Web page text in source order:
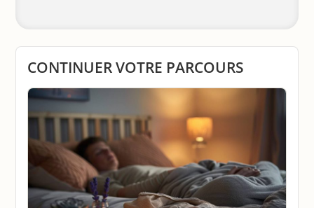
CONTINUER VOTRE PARCOURS